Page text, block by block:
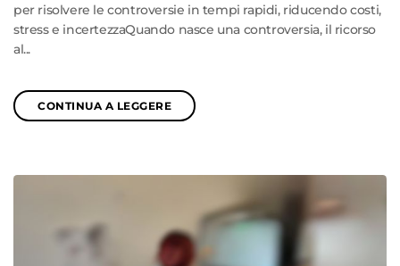
per risolvere le controversie in tempi rapidi, riducendo costi,
stress e incertezzaQuando nasce una controversia, il ricorso
al...
CONTINUA A LEGGERE